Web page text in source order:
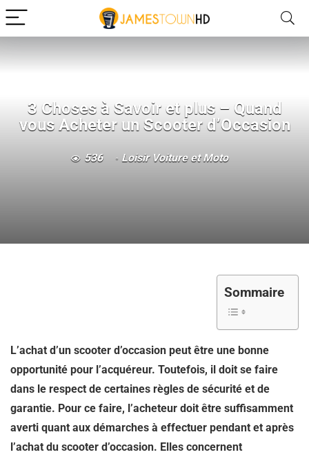
3 Choses à Savoir et plus – Quand
vous Acheter un Scooter d’Occasion
536 Loisir Voiture et Moto
Sommaire
L’achat d’un scooter d’occasion peut être une bonne
opportunité pour l’acquéreur. Toutefois, il doit se faire
dans le respect de certaines règles de sécurité et de
garantie. Pour ce faire, l’acheteur doit être suffisamment
averti quant aux démarches à effectuer pendant et après
l’achat du scooter d’occasion. Elles concernent